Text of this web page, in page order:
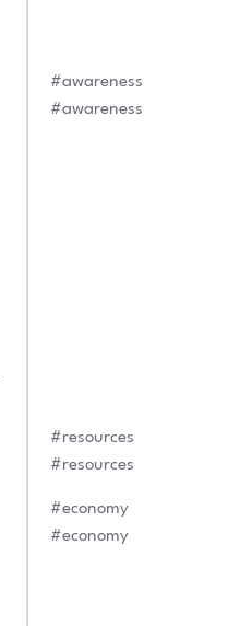
#awareness
#awareness
#resources
#resources
#economy
#economy